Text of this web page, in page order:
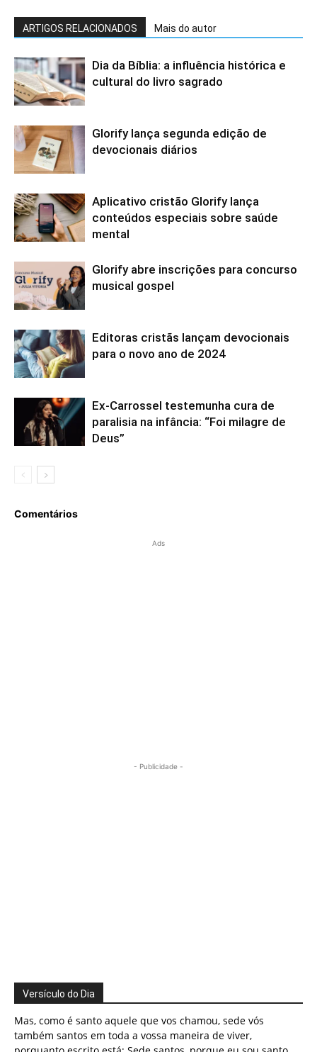
ARTIGOS RELACIONADOS Mais do autor
Dia da Bíblia: a influência histórica e
cultural do livro sagrado
Glorify lança segunda edição de
devocionais diários
Aplicativo cristão Glorify lança
conteúdos especiais sobre saúde
mental
Glorify abre inscrições para concurso
musical gospel
Editoras cristãs lançam devocionais
para o novo ano de 2024
Ex-Carrossel testemunha cura de
paralisia na infância: “Foi milagre de
Deus”
Comentários
Ads
- Publicidade -
Versículo do Dia
Mas, como é santo aquele que vos chamou, sede vós
também santos em toda a vossa maneira de viver,